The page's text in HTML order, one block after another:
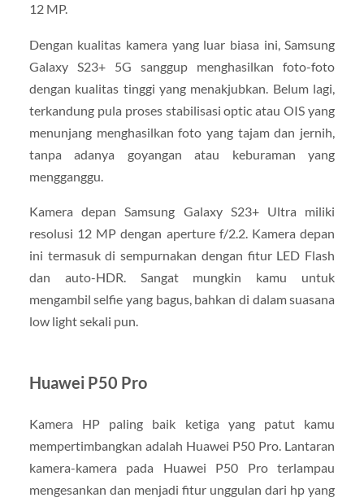
12 MP.
Dengan kualitas kamera yang luar biasa ini, Samsung
Galaxy S23+ 5G sanggup menghasilkan foto-foto
dengan kualitas tinggi yang menakjubkan. Belum lagi,
terkandung pula proses stabilisasi optic atau OIS yang
menunjang menghasilkan foto yang tajam dan jernih,
tanpa adanya goyangan atau keburaman yang
mengganggu.
Kamera depan Samsung Galaxy S23+ Ultra miliki
resolusi 12 MP dengan aperture f/2.2. Kamera depan
ini termasuk di sempurnakan dengan fitur LED Flash
dan auto-HDR. Sangat mungkin kamu untuk
mengambil selfie yang bagus, bahkan di dalam suasana
low light sekali pun.
Huawei P50 Pro
Kamera HP paling baik ketiga yang patut kamu
mempertimbangkan adalah Huawei P50 Pro. Lantaran
kamera-kamera pada Huawei P50 Pro terlampau
mengesankan dan menjadi fitur unggulan dari hp yang